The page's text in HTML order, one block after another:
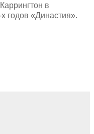
в
годов «Династия».